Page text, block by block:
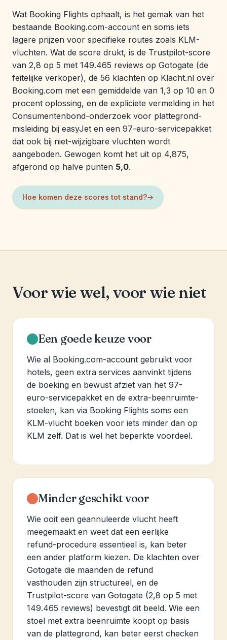
Wat Booking Flights ophaalt, is het gemak van het
bestaande Booking.com-account en soms iets
lagere prijzen voor specifieke routes zoals KLM-
vluchten. Wat de score drukt, is de Trustpilot-score
van 2,8 op 5 met 149.465 reviews op Gotogate (de
feitelijke verkoper), de 56 klachten op Klacht.nl over
Booking.com met een gemiddelde van 1,3 op 10 en 0
procent oplossing, en de expliciete vermelding in het
Consumentenbond-onderzoek voor plattegrond-
misleiding bij easyJet en een 97-euro-servicepakket
dat ook bij niet-wijzigbare vluchten wordt
aangeboden. Gewogen komt het uit op 4,875,
afgerond op halve punten 5,0.
Hoe komen deze scores tot stand?
Voor wie wel, voor wie niet
Een goede keuze voor
Wie al Booking.com-account gebruikt voor
hotels, geen extra services aanvinkt tijdens
de boeking en bewust afziet van het 97-
euro-servicepakket en de extra-beenruimte-
stoelen, kan via Booking Flights soms een
KLM-vlucht boeken voor iets minder dan op
KLM zelf. Dat is wel het beperkte voordeel.
Minder geschikt voor
Wie ooit een geannuleerde vlucht heeft
meegemaakt en weet dat een eerlijke
refund-procedure essentieel is, kan beter
een ander platform kiezen. De klachten over
Gotogate die maanden de refund
vasthouden zijn structureel, en de
Trustpilot-score van Gotogate (2,8 op 5 met
149.465 reviews) bevestigt dit beeld. Wie een
stoel met extra beenruimte koopt op basis
van de plattegrond, kan beter eerst checken